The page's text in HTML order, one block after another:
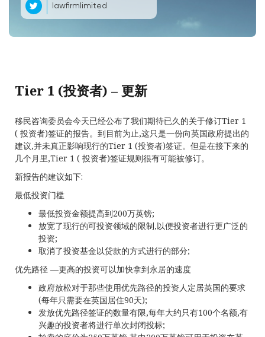
lawfirmlimited
Tier 1 (投资者) – 更新
移民咨询委员会今天已经公布了我们期待已久的关于修订Tier 1
( 投资者)签证的报告。到目前为止,这只是一份向英国政府提出的
建议,并未真正影响现行的Tier 1 (投资者)签证。但是在接下来的
几个月里,Tier 1 ( 投资者)签证规则很有可能被修订。
新报告的建议如下:
最低投资门槛
最低投资金额提高到200万英镑;
放宽了现行的可投资领域的限制,以便投资者进行更广泛的
投资;
取消了投资基金以贷款的方式进行的部分;
优先路径 —更高的投资可以加快拿到永居的速度
政府放松对于那些使用优先路径的投资人定居英国的要求
(每年只需要在英国居住90天);
发放优先路径签证的数量有限,每年大约只有100个名额,有
兴趣的投资者将进行单次封闭投标;